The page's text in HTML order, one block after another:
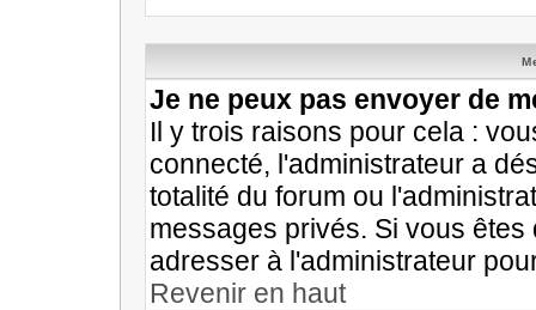
Je ne peux pas envoyer de
Il y trois raisons pour cela :
connecté, l'administrateur a
totalité du forum ou
messages privés. Si vous
adresser à l'administrateur
Revenir en haut